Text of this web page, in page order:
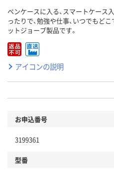
ペンケースに入る、スマートケース
ったりで、勉強や仕事、いつでもど
ットジョーブ製品です。
アイコンの説明
お申込番号
3199361
型番